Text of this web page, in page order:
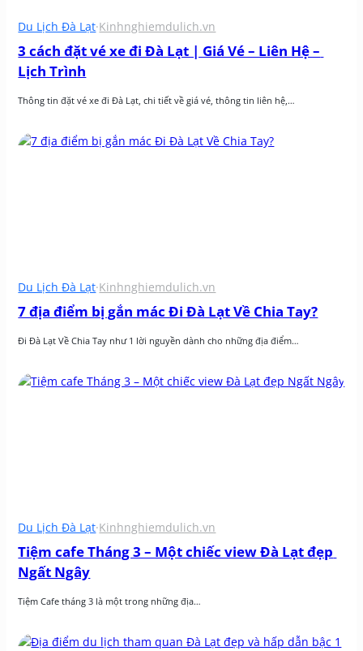
Du Lịch Đà Lạt·Kinhnghiemdulich.vn
3 cách đặt vé xe đi Đà Lạt | Giá Vé – Liên Hệ –
Lịch Trình
Thông tin đặt vé xe đi Đà Lạt, chi tiết về giá vé, thông tin liên hệ,…
Du Lịch Đà Lạt·Kinhnghiemdulich.vn
7 địa điểm bị gắn mác Đi Đà Lạt Về Chia Tay?
Đi Đà Lạt Về Chia Tay như 1 lời nguyền dành cho những địa điểm…
Du Lịch Đà Lạt·Kinhnghiemdulich.vn
Tiệm cafe Tháng 3 – Một chiếc view Đà Lạt đẹp
Ngất Ngây
Tiệm Cafe tháng 3 là một trong những địa…